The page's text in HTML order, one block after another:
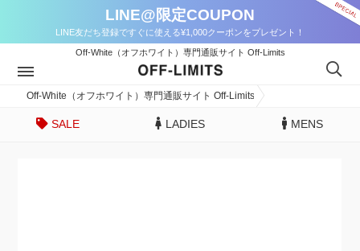
LINE@限定COUPON
LINE友だち登録ですぐに使える¥1,000クーポンをプレゼント！
Off-White（オフホワイト）専門通販サイト Off-Limits
Off-White（オフホワイト）専門通販サイト Off-Limits
SALE LADIES MENS